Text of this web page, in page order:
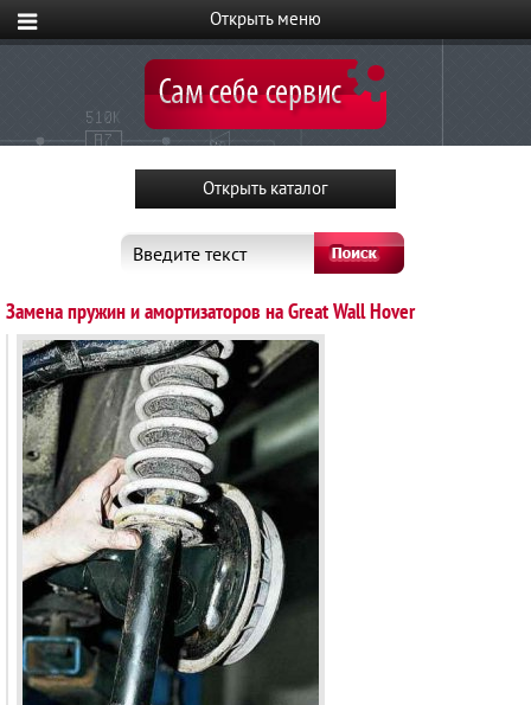
Введите текст
Замена пружин и амортизаторов на Great Wall Hover